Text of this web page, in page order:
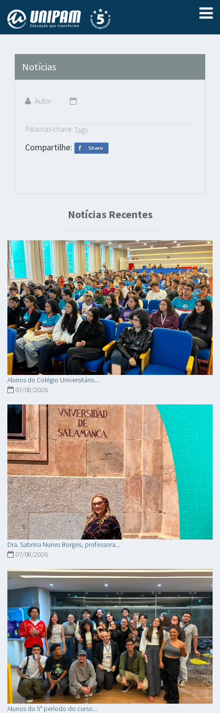
Notícias
Autor:
Palavras-chave: Tags:
Compartilhe:
Notícias Recentes
Alunos do Colégio Universitário...
07/08/2026
Dra. Sabrina Nunes Borges, professora...
07/08/2026
Alunos do 5° período do curso...